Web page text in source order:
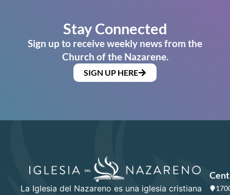
Stay Connected
Sign up to receive weekly news from the
Church of the Nazarene.
SIGN UP HERE
La Iglesia del Nazareno es una iglesia cristiana